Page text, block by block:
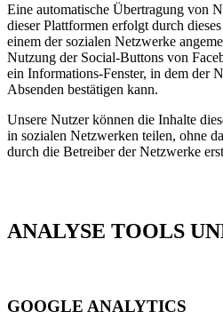
Eine automatische Übertragung von
dieser Plattformen erfolgt durch
einem der sozialen Netzwerke
Nutzung der Social-Buttons von
ein Informations-Fenster, in dem der
Absenden bestätigen kann.
Unsere Nutzer können die Inhalte
in sozialen Netzwerken teilen, ohne
durch die Betreiber der Netzwerke
ANALYSE TOOLS
GOOGLE ANALYTICS